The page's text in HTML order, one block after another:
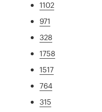
1102
971
328
1758
1517
764
315